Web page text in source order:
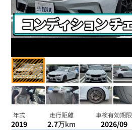
年式
2019
走行距離
2.7万km
車検有効期限
2026/09